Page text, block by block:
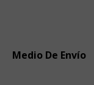
Medio De Envío